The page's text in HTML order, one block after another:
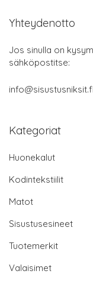
Yhteydenotto
Jos sinulla on
sähköpostitse:
info@sisustusniksit.fi
Kategoriat
Huonekalut
Kodintekstiilit
Matot
Sisustusesineet
Tuotemerkit
Valaisimet